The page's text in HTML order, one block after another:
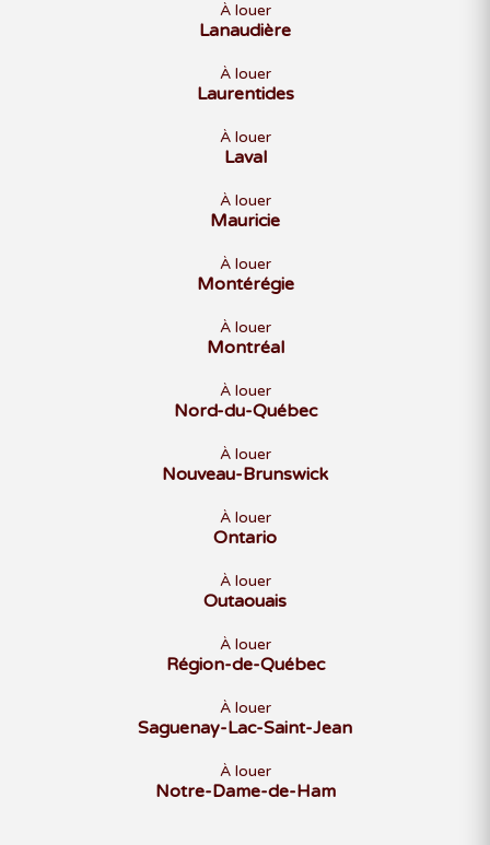
À louer
Lanaudière
À louer
Laurentides
À louer
Laval
À louer
Mauricie
À louer
Montérégie
À louer
Montréal
À louer
Nord-du-Québec
À louer
Nouveau-Brunswick
À louer
Ontario
À louer
Outaouais
À louer
Région-de-Québec
À louer
Saguenay-Lac-Saint-Jean
À louer
Notre-Dame-de-Ham